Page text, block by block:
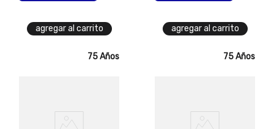
agregar al carrito agregar al carrito
75 Años 75 Años